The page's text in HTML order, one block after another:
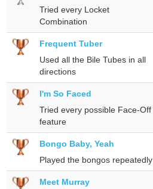
Tried every Locket
Combination
Frequent Tuber
Used all the Bile Tubes in all
directions
I'm So Faced
Tried every possible Face-Off
feature
Bongo Baby, Yeah
Played the bongos repeatedly
Meet Murray